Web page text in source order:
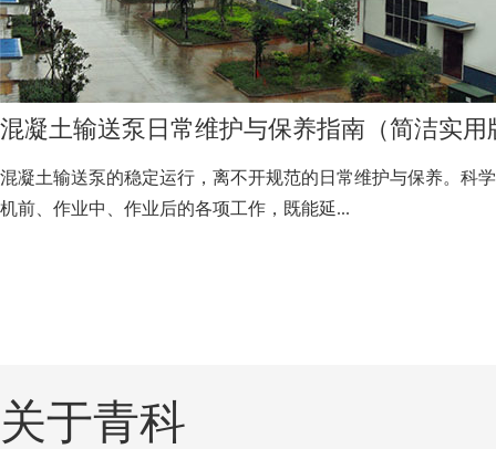
混凝土输送泵日常维护与保养指南（简洁实用
混凝土输送泵的稳定运行，离不开规范的日常维护与保养。科
机前、作业中、作业后的各项工作，既能延...
关于青科